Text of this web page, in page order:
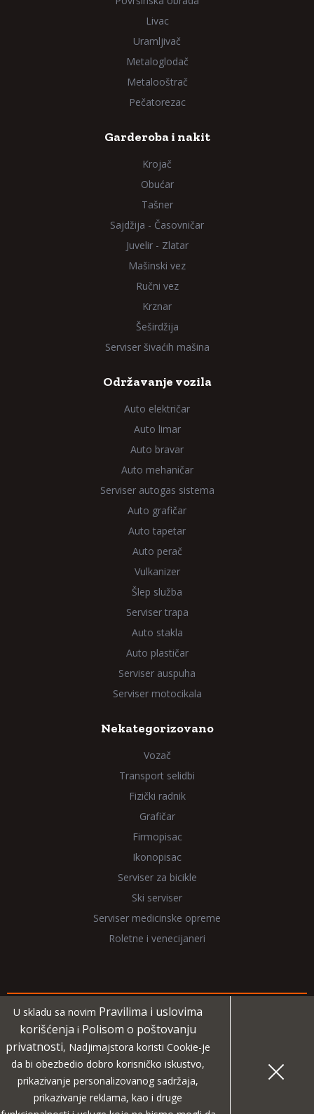
Livac
Uramljivač
Metaloglodač
Metalooštrač
Pečatorezac
Garderoba i nakit
Krojač
Obućar
Tašner
Sajdžija - Časovničar
Juvelir - Zlatar
Mašinski vez
Ručni vez
Krznar
Šeširdžija
Serviser šivaćih mašina
Održavanje vozila
Auto električar
Auto limar
Auto bravar
Auto mehaničar
Serviser autogas sistema
Auto grafičar
Auto tapetar
Auto perač
Vulkanizer
Šlep služba
Serviser trapa
Auto stakla
Auto plastičar
Serviser auspuha
Serviser motocikala
Nekategorizovano
Vozač
Transport selidbi
Fizički radnik
Grafičar
Firmopisac
Ikonopisac
Serviser za bicikle
Ski serviser
Serviser medicinske opreme
Roletne i venecijaneri
Copyright 2026 NadjiMajstora.rs
Informacije i grafički elementi su vlasništvo veb sajta
NadjiMajstora
Projekat digitalne agencije
U skladu sa novim Pravilima i uslovima
korišćenja i Polisom o poštovanju
privatnosti, Nadjimajstora koristi Cookie-je
da bi obezbedio dobro korisničko iskustvo,
prikazivanje personalizovanog sadržaja,
prikazivanje reklama, kao i druge